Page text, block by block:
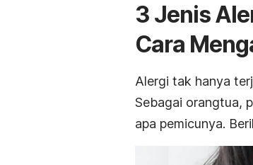
3 Jenis
Cara
Alergi tak hanya
Sebagai orangtua,
apa pemicunya.